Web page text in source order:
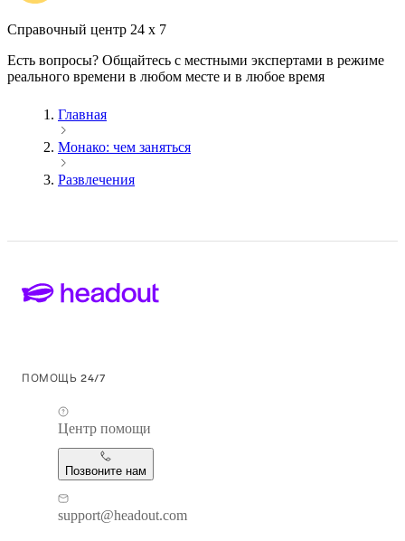
Cправочный центр 24 x 7
Есть вопросы? Общайтесь с местными экспертами в режиме
реального времени в любом месте и в любое время
Главная
Монако: чем заняться
Развлечения
ПОМОЩЬ 24/7
Центр помощи
Позвоните нам
support@headout.com